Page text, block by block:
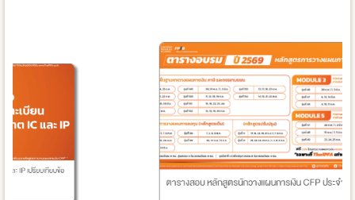
เปรียบเทียบข้อ
ตารางสอบ หลักสูตรนักวางแผนการเงิน CFP ประจำปี 2569